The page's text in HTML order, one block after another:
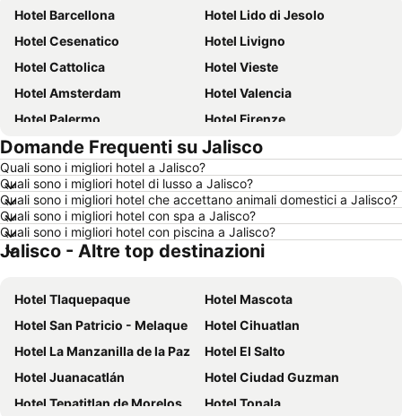
Hotel Barcellona
Hotel Lido di Jesolo
Hotel Cesenatico
Hotel Livigno
Hotel Cattolica
Hotel Vieste
Hotel Amsterdam
Hotel Valencia
Hotel Palermo
Hotel Firenze
Hotel Sharm el-Sheikh
Hotel Caorle
Hotel Milano
Hotel Bellaria-Igea Marina
Hotel Milano Marittima
Hotel Venezia
Hotel New York
Hotel Alghero
Hotel Vienna
Hotel Toscana
Hotel Isola d'Elba
Hotel Lago di Garda
Hotel Riviera Romagnola
Hotel Abruzzo
Hotel Marche
Hotel Valle d'Aosta
Hotel Salento
Hotel Ibiza
Hotel Malta
Hotel Umbria
Domande Frequenti su Jalisco
Quali sono i migliori hotel a Jalisco?
Quali sono i migliori hotel di lusso a Jalisco?
Quali sono i migliori hotel che accettano animali domestici a Jalisco?
Quali sono i migliori hotel con spa a Jalisco?
Quali sono i migliori hotel con piscina a Jalisco?
Jalisco - Altre top destinazioni
Hotel Tlaquepaque
Hotel Mascota
Hotel San Patricio - Melaque
Hotel Cihuatlan
Hotel La Manzanilla de la Paz
Hotel El Salto
Hotel Juanacatlán
Hotel Ciudad Guzman
Hotel Tepatitlan de Morelos
Hotel Tonala